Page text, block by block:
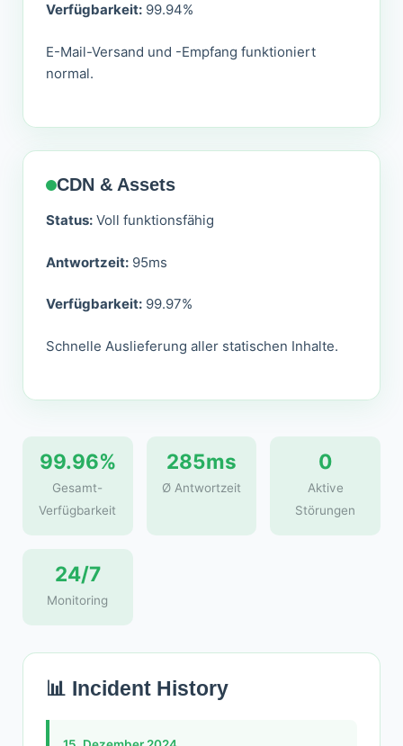
Verfügbarkeit: 99.94%
E-Mail-Versand und -Empfang funktioniert
normal.
CDN & Assets
Status: Voll funktionsfähig
Antwortzeit: 95ms
Verfügbarkeit: 99.97%
Schnelle Auslieferung aller statischen Inhalte.
99.96%
Gesamt-
Verfügbarkeit
285ms
Ø Antwortzeit
0
Aktive
Störungen
24/7
Monitoring
📊 Incident History